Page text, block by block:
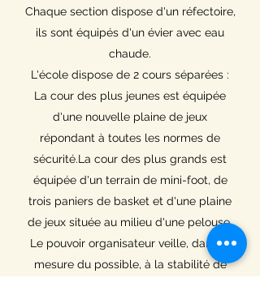
Chaque section dispose d'un réfectoire,
ils sont équipés d'un évier avec eau
chaude.
L'école dispose de 2 cours séparées :
La cour des plus jeunes est équipée
d'une nouvelle plaine de jeux
répondant à toutes les normes de
sécurité.La cour des plus grands est
équipée d'un terrain de mini-foot, de
trois paniers de basket et d'une plaine
de jeux située au milieu d'une pelouse.
Le pouvoir organisateur veille, dans la
mesure du possible, à la stabilité de